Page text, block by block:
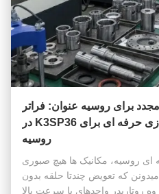
برای روسیه عنوان: فراتر
از کیت مهر: منطق بازسازی حرفه ای برای K3SP36 در
روسیه
ای روسیه، مکانیک ها هیچ صبوری
که تعويض چندتا حلقه بدون
روتاريدر واحدهای با سرعت بالا